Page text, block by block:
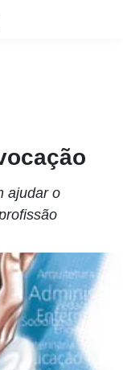
ajudar o